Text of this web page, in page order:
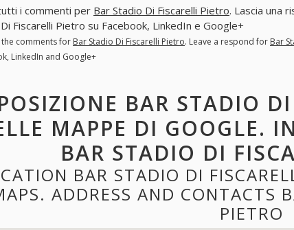
i commenti per Bar Stadio Di Fiscarelli Pietro. Lascia una
Fiscarelli Pietro su Facebook, LinkedIn e Google+
the comments for Bar Stadio Di Fiscarelli Pietro. Leave a respond for Bar
LinkedIn and Google+
BAR STADIO
MAPPE DI GOOGLE.
BAR STADIO DI
BAR STADIO DI
ADDRESS AND CONTACTS
PIETRO